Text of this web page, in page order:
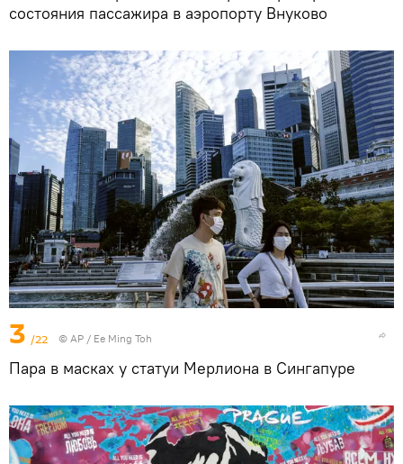
состояния пассажира в аэропорту Внуково
3 /22 © AP / Ee Ming Toh
Пара в масках у статуи Мерлиона в Сингапуре